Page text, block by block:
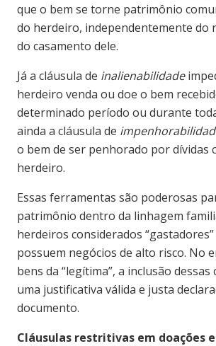
que o bem se torne patrimônio
do herdeiro, independentemente do
do casamento dele.
Já a cláusula de inalienabilidade
herdeiro venda ou doe o bem
determinado período ou durante
ainda a cláusula de
o bem de ser penhorado por dívidas
herdeiro.
Essas ferramentas são poderosas
patrimônio dentro da linhagem
herdeiros considerados
possuem negócios de alto risco. No
bens da “legítima”, a inclusão dessas
uma justificativa válida e justa
documento.
Cláusulas restritivas em doações